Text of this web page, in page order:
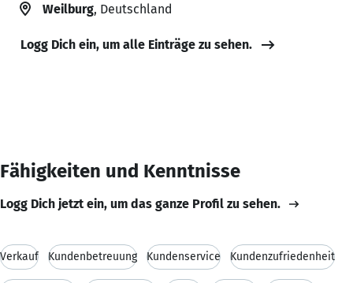
Weilburg, Deutschland
Logg Dich ein, um alle Einträge zu sehen.
Fähigkeiten und Kenntnisse
Logg Dich jetzt ein, um das ganze Profil zu sehen.
Verkauf Kundenbetreuung Kundenservice Kundenzufriedenheit